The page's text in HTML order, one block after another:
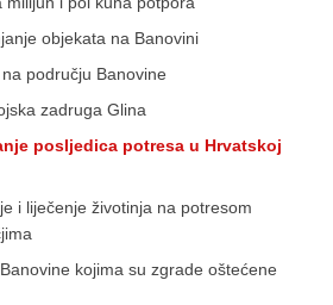
objekata na Banovini
području Banovine
zadruga Glina
posljedica potresa u Hrvatskoj
i liječenje životinja na potresom
kojima su zgrade oštećene